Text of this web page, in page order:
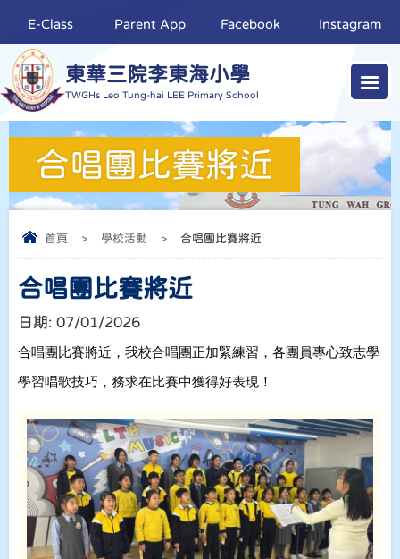
東華三院李東海小學
TWGHs Leo Tung-hai LEE Primary School
E-Class Parent App Facebook Instagram
合唱團比賽將近
首頁 > 學校活動 > 合唱團比賽將近
合唱團比賽將近
日期: 07/01/2026
合唱團比賽將近 ，我校合唱團正加緊練習，各團員專心致志學
學習唱歌技巧 ，務求在比賽中獲得好表現！